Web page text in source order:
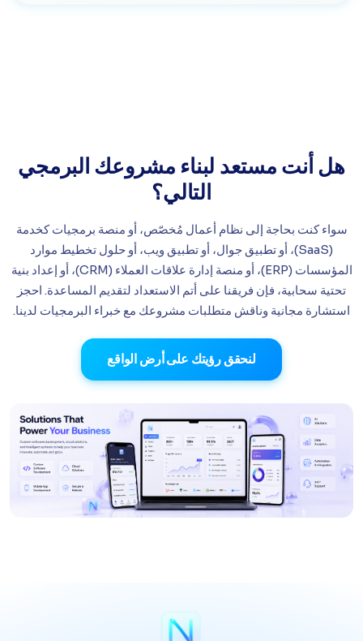
هل أنت مستعد لبناء مشروعك البرمجي
التالي؟
سواء كنت بحاجة إلى نظام أعمال مُخصّص، أو منصة برمجيات كخدمة
(SaaS)، أو تطبيق جوال، أو تطبيق ويب، أو حلول تخطيط موارد
المؤسسات (ERP)، أو منصة إدارة علاقات العملاء (CRM)، أو إعداد بنية
تحتية سحابية، فإن فريقنا على أتم الاستعداد لتقديم المساعدة. احجز
استشارة مجانية وناقش متطلبات مشروعك مع خبراء البرمجيات لدينا.
لنحقق رؤيتك على أرض الواقع